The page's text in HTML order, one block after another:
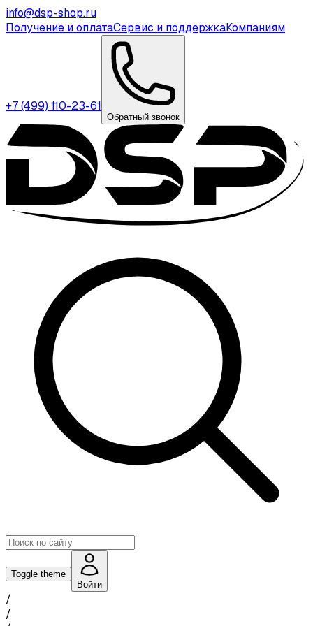
info@dsp-shop.ru
Получение и оплатаСервис и поддержкаКомпаниям
+7 (499) 110-23-61
Обратный звонок
Toggle theme
Войти
/
/